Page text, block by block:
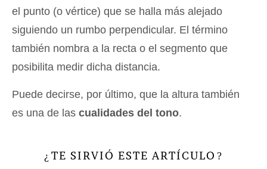
el punto (o vértice) que se halla más alejado
siguiendo un rumbo perpendicular. El término
también nombra a la recta o el segmento que
posibilita medir dicha distancia.
Puede decirse, por último, que la altura también
es una de las cualidades del tono.
¿ TE SIRVIÓ ESTE ARTÍCULO ?